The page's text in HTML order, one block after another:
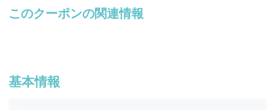
このクーポンの関連情報
基本情報